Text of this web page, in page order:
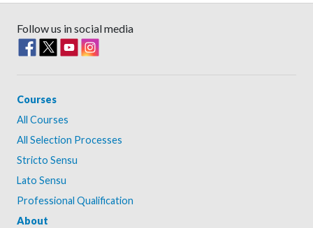
Follow us in social media
Courses
All Courses
All Selection Processes
Stricto Sensu
Lato Sensu
Professional Qualification
About